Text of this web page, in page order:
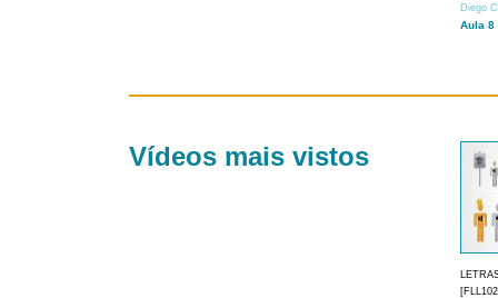
Diego
Aula 8
Vídeos mais vistos